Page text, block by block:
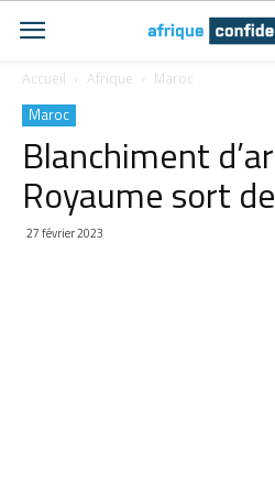
Accueil Afrique Maroc
Maroc
Blanchiment
Royaume sort
27 février 2023